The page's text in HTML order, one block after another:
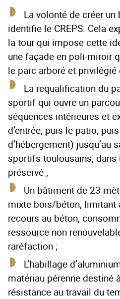
La volonté de créer
identifie le CREPS. Cela
la tour qui impose cette
une façade en poli-miroir
le parc arboré et privilégié
La requalification du
sportif qui ouvre un
séquences intérieures et
d’entrée, puis le patio,
d’hébergement) jusqu’au
sportifs toulousains, dans
préservé ;
Un bâtiment de 23
mixte bois/béton, limitant
recours au béton,
ressource non
raréfaction ;
L’habillage
matériau pérenne destiné
résistance au travail du